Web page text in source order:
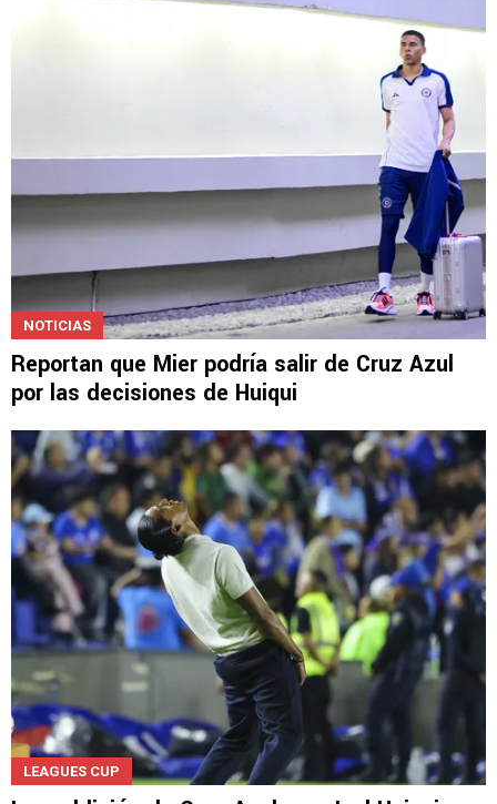
NOTICIAS
Reportan que Mier podría salir de Cruz Azul
por las decisiones de Huiqui
LEAGUES CUP